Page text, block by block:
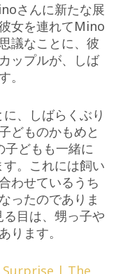
さんに新たな展
女を連れてMino
議なことに、彼
ップルが、しば
。
、しばらくぶり
どものかもめと
子どもも一緒に
。これには飼い
わせているうち
ったのでありま
目は、甥っ子や
ります。